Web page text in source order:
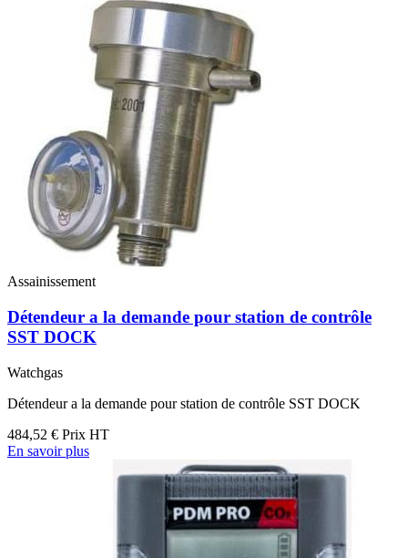
Assainissement
Détendeur a la demande pour station de contrôle
SST DOCK
Watchgas
Détendeur a la demande pour station de contrôle SST DOCK
484,52 € Prix HT
En savoir plus